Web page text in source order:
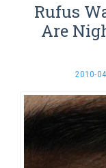
Rufus
Are
2010-